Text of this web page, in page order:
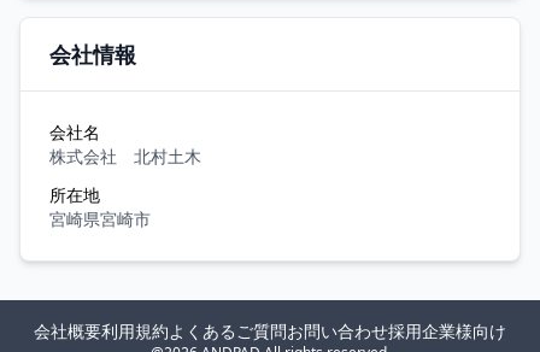
会社情報
会社名
株式会社 北村土木
所在地
宮崎県宮崎市
会社概要利用規約よくあるご質問お問い合わせ採用企業様向け